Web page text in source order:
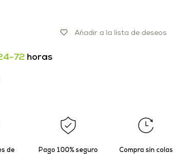
Añadir a la lista de deseos
72 horas
de
Pago 100% seguro Compra sin colas